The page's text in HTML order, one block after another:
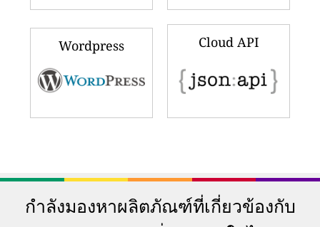
Wordpress Cloud API
กำลังมองหาผลิตภัณฑ์ที่เกี่ยวข้องกับ